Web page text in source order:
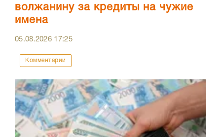
волжанину за кредиты на чужие
имена
05.08.2026 17:25
Комментарии